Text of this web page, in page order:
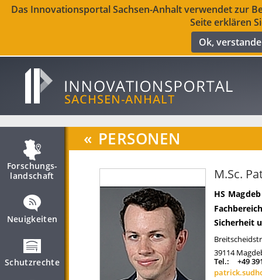
Das Innovationsportal Sachsen-Anhalt verwendet zur
Seite erklären
Ok,
Forschungs­
landschaft
Neuigkeiten
Schutzrechte
« PERSONEN
M.Sc.
HS
Sicherheit
39114
Tel.:
+49